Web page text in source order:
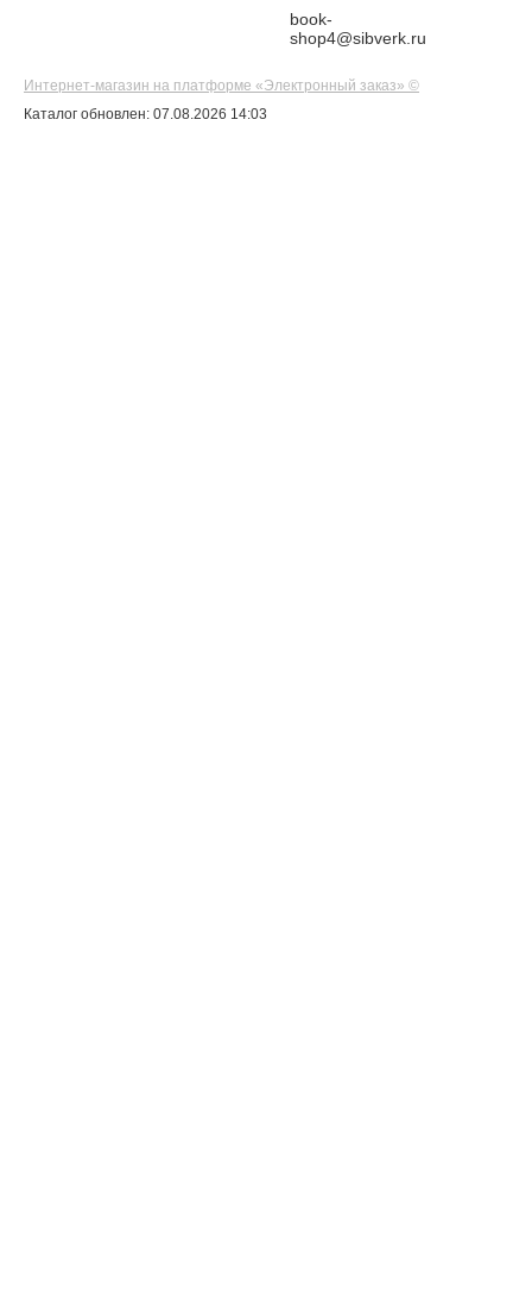
book-
shop4@sibverk.ru
Интернет-магазин на платформе «Электронный заказ» ©
Каталог обновлен: 07.08.2026 14:03